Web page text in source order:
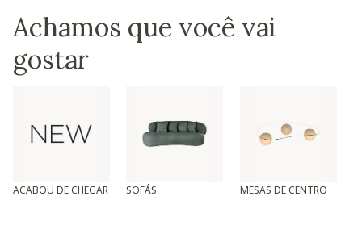
Achamos que você vai
gostar
ACABOU DE CHEGAR SOFÁS MESAS DE CENTRO